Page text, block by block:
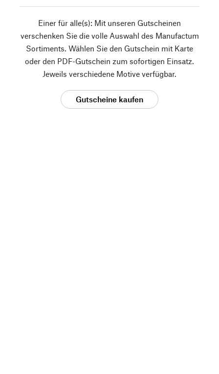
Einer für alle(s): Mit unseren Gutscheinen
verschenken Sie die volle Auswahl des Manufactum
Sortiments. Wählen Sie den Gutschein mit Karte
oder den PDF-Gutschein zum sofortigen Einsatz.
Jeweils verschiedene Motive verfügbar.
Gutscheine kaufen